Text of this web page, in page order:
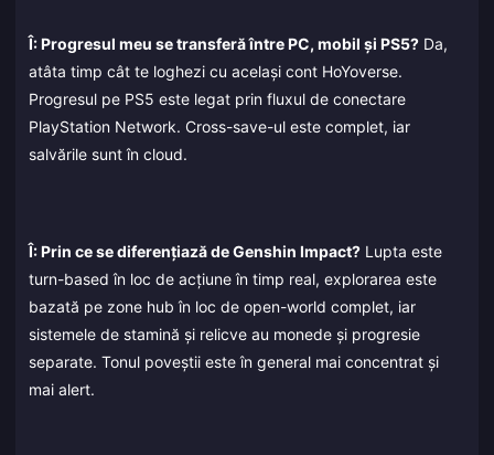
Î: Progresul meu se transferă între PC, mobil și PS5? Da,
atâta timp cât te loghezi cu același cont HoYoverse.
Progresul pe PS5 este legat prin fluxul de conectare
PlayStation Network. Cross-save-ul este complet, iar
salvările sunt în cloud.
Î: Prin ce se diferențiază de Genshin Impact? Lupta este
turn-based în loc de acțiune în timp real, explorarea este
bazată pe zone hub în loc de open-world complet, iar
sistemele de stamină și relicve au monede și progresie
separate. Tonul poveștii este în general mai concentrat și
mai alert.